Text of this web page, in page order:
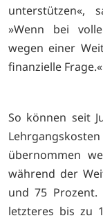
unterstützen«,
»Wenn bei
wegen einer
finanzielle
So können seit
übernommen
während der
und 75 Prozent.
letzteres bis zu